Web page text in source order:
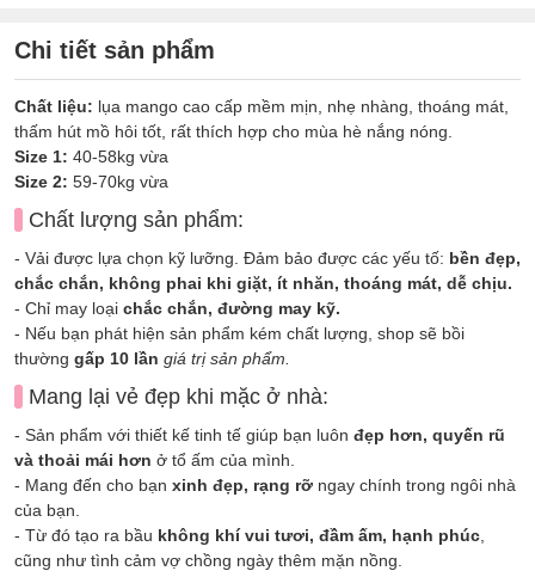
Chi tiết sản phẩm
Chất liệu: lụa mango cao cấp mềm mịn, nhẹ nhàng, thoáng mát,
thấm hút mồ hôi tốt, rất thích hợp cho mùa hè nắng nóng.
Size 1: 40-58kg vừa
Size 2: 59-70kg vừa
Chất lượng sản phẩm:
- Vải được lựa chọn kỹ lưỡng. Đảm bảo được các yếu tố: bền đẹp,
chắc chắn, không phai khi giặt, ít nhăn, thoáng mát, dễ chịu.
- Chỉ may loại chắc chắn, đường may kỹ.
- Nếu bạn phát hiện sản phẩm kém chất lượng, shop sẽ bồi
thường gấp 10 lần giá trị sản phẩm.
Mang lại vẻ đẹp khi mặc ở nhà:
- Sản phẩm với thiết kế tinh tế giúp bạn luôn đẹp hơn, quyến rũ
và thoải mái hơn ở tổ ấm của mình.
- Mang đến cho bạn xinh đẹp, rạng rỡ ngay chính trong ngôi nhà
của bạn.
- Từ đó tạo ra bầu không khí vui tươi, đầm ấm, hạnh phúc
cũng như tình cảm vợ chồng ngày thêm mặn nồng.